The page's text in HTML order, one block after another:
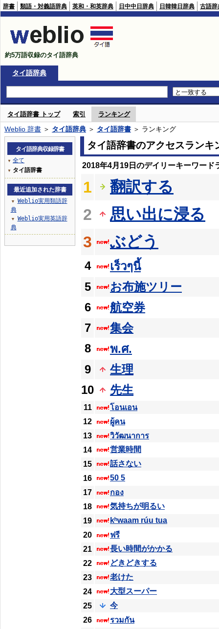
辞書 類語・対義語辞典 英和・和英辞典 日中中日辞典 日韓韓日辞典 古語辞
約5万語収録のタイ語辞典
タイ語辞典
タイ語辞書 トップ 索引 ランキング
Weblio 辞書 ＞ タイ語辞典 ＞ タイ語辞書 ＞ ランキング
タイ語辞書のアクセスランキ
2018年4月19日のデイリーキーワード
1
翻訳する
2
思い出に浸る
3
ぶどう
4
เร็วๆนี้
5
お布施ツリー
6
航空券
7
集会
8
พ.ศ.
9
生理
10
先生
11
โอนเอน
12
ผู้คน
13
วิวัฒนาการ
14
営業時間
15
話さない
16
50 5
17
กอง
18
気持ちが明るい
19
kʰwaam rúu tua
20
ฟรี
21
長い時間がかかる
22
どきどきする
23
老けた
24
大型スーパー
25
今
26
รวมกัน
タイ語辞典収録辞書
▼ 全て
▼ タイ語辞書
最近追加された辞書
▼
Weblio実用類語辞
典
▼
Weblio実用英語辞
典